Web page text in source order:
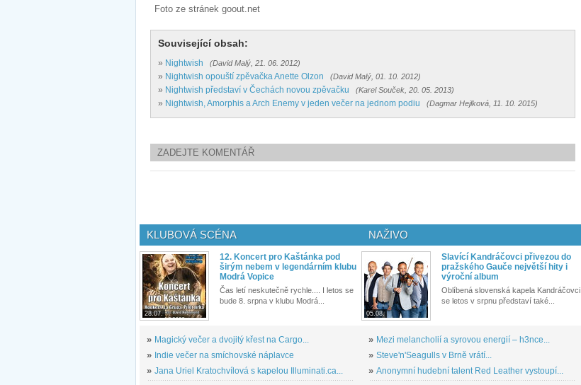
Foto ze stránek goout.net
Související obsah:
» Nightwish (David Malý, 21. 06. 2012)
» Nightwish opouští zpěvačka Anette Olzon (David Malý, 01. 10. 2012)
» Nightwish představí v Čechách novou zpěvačku (Karel Souček, 20. 05. 2013)
» Nightwish, Amorphis a Arch Enemy v jeden večer na jednom podiu (Dagmar Hejlková, 11. 10. 2015)
ZADEJTE KOMENTÁŘ
KLUBOVÁ SCÉNA
28.07.
12. Koncert pro Kaštánka pod
širým nebem v legendárním klubu
Modrá Vopice
Čas letí neskutečně rychle.... I letos se
bude 8. srpna v klubu Modrá...
» Magický večer a dvojitý křest na Cargo...
» Indie večer na smíchovské náplavce
» Jana Uriel Kratochvílová s kapelou Illuminati.ca...
NAŽIVO
05.08.
Slavící Kandráčovci přivezou do
pražského Gauče největší hity i
výroční album
Oblíbená slovenská kapela Kandráčovci
se letos v srpnu představí také...
» Mezi melancholií a syrovou energií – h3nce...
» Steve'n'Seagulls v Brně vrátí...
» Anonymní hudební talent Red Leather vystoupí...